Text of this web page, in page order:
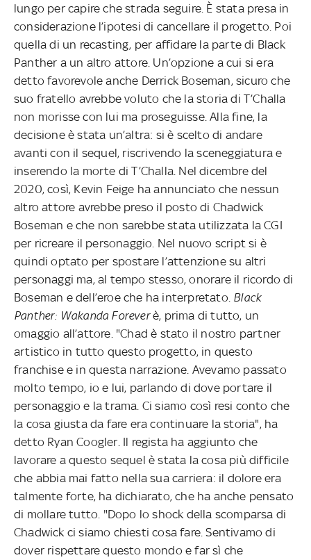
lungo per capire che strada seguire. È stata presa in
considerazione l’ipotesi di cancellare il progetto. Poi
quella di un recasting, per affidare la parte di Black
Panther a un altro attore. Un’opzione a cui si era
detto favorevole anche Derrick Boseman, sicuro che
suo fratello avrebbe voluto che la storia di T’Challa
non morisse con lui ma proseguisse. Alla fine, la
decisione è stata un’altra: si è scelto di andare
avanti con il sequel, riscrivendo la sceneggiatura e
inserendo la morte di T’Challa. Nel dicembre del
2020, così, Kevin Feige ha annunciato che nessun
altro attore avrebbe preso il posto di Chadwick
Boseman e che non sarebbe stata utilizzata la CGI
per ricreare il personaggio. Nel nuovo script si è
quindi optato per spostare l’attenzione su altri
personaggi ma, al tempo stesso, onorare il ricordo di
Boseman e dell’eroe che ha interpretato. Black
Panther: Wakanda Foreverè, prima di tutto, un
omaggio all’attore. "Chad è stato il nostro partner
artistico in tutto questo progetto, in questo
franchise e in questa narrazione. Avevamo passato
molto tempo, io e lui, parlando di dove portare il
personaggio e la trama. Ci siamo così resi conto che
la cosa giusta da fare era continuare la storia", ha
detto Ryan Coogler. Il regista ha aggiunto che
lavorare a questo sequel è stata la cosa più difficile
che abbia mai fatto nella sua carriera: il dolore era
talmente forte, ha dichiarato, che ha anche pensato
di mollare tutto. "Dopo lo shock della scomparsa di
Chadwick ci siamo chiesti cosa fare. Sentivamo di
dover rispettare questo mondo e far sì che